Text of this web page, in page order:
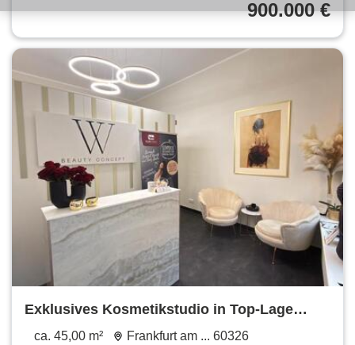
900.000 €
Exklusives Kosmetikstudio in Top-Lage
Frankfurt
ca. 45,00 m² Frankfurt am ... 60326